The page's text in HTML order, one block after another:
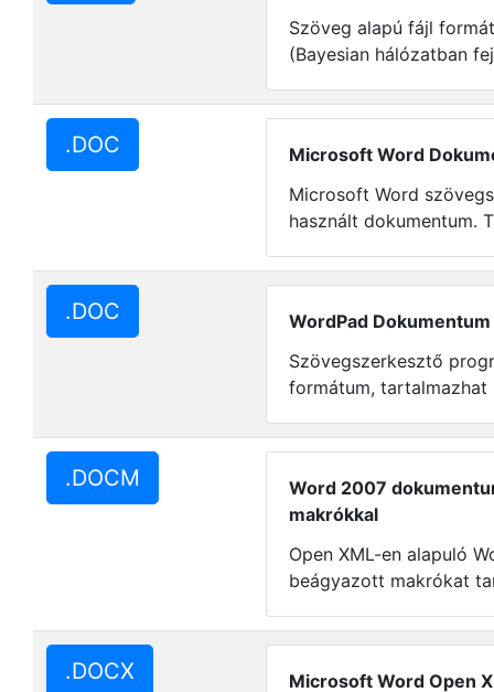
Szöveg alapú fájl
(Bayesian hálózatban
.DOC
Microsoft Word
Microsoft Word
használt dokumentum.
.DOC
WordPad Dokumentum
Szövegszerkesztő
formátum, tartalmazhat
.DOCM
Word 2007
makrókkal
Open XML-en alapuló
beágyazott makrókat
.DOCX
Microsoft Word Open